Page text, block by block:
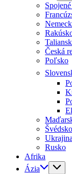
Česká
Poľsko
Švédsko
Ukrajina
Rusko
Afrika
Ázia